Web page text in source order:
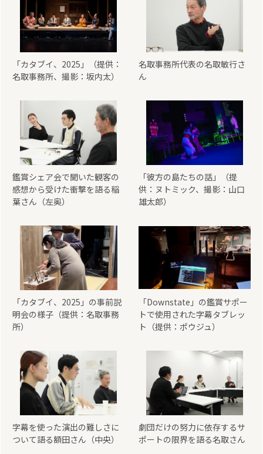
「カタブイ、2025」（提供：
名取事務所、撮影：坂内太）
名取事務所代表の名取敏行さ
ん
鑑賞シェア会で聞いた観客の
感想から受けた衝撃を語る稲
葉さん（左奥）
「彼方の島たちの話」（提
供：ヌトミック、撮影：山口
雄太郎）
「カタブイ、2025」の事前説
明会の様子（提供：名取事務
所）
「Downstate」の鑑賞サポー
トで使用された字幕タブレッ
ト（提供：ポウジュ）
字幕を使った演出の難しさに
ついて語る額田さん（中央）
劇団だけの努力に依存するサ
ポートの限界を語る名取さん